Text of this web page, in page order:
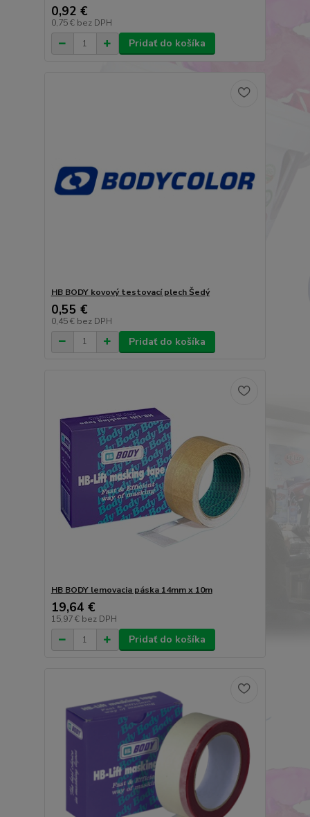
0,92 €
0,75 € bez DPH
Pridať do košíka
HB BODY kovový testovací plech Šedý
0,55 €
0,45 € bez DPH
Pridať do košíka
HB BODY lemovacia páska 14mm x 10m
19,64 €
15,97 € bez DPH
Pridať do košíka